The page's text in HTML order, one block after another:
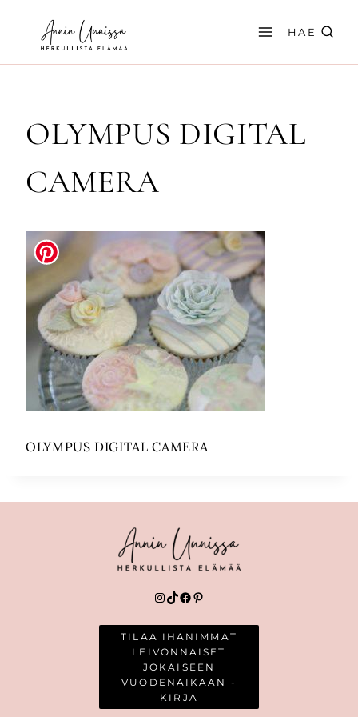
sisältöön
HAE
OLYMPUS DIGITAL
CAMERA
OLYMPUS DIGITAL CAMERA
Instagram
TikTok
Facebook
Pinterest
TILAA IHANIMMAT
LEIVONNAISET
JOKAISEEN
VUODENAIKAAN -
KIRJA